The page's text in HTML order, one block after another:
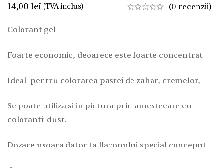
14,00 lei (TVA inclus) (0 recenzii)
Colorant gel
Foarte economic, deoarece este foarte concentrat
Ideal pentru colorarea pastei de zahar, cremelor,
Se poate utiliza si in pictura prin amestecare cu
colorantii dust.
Dozare usoara datorita flaconului special conceput